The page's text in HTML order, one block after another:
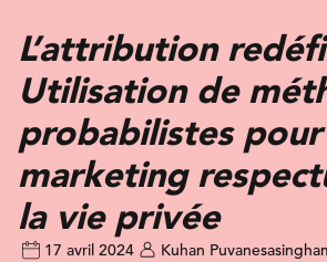
L’attribution
Utilisation de
probabilistes
marketing
la vie privée
17 avril 2024 Kuhan